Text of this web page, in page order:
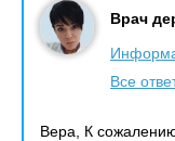
Врач
Все
Вера, К